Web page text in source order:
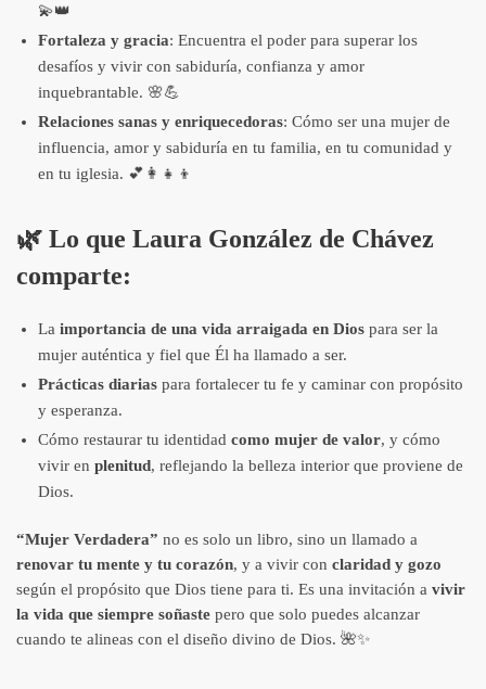
💫👑
Fortaleza y gracia: Encuentra el poder para superar los
desafíos y vivir con sabiduría, confianza y amor
inquebrantable. 🌸💪
Relaciones sanas y enriquecedoras: Cómo ser una mujer de
influencia, amor y sabiduría en tu familia, en tu comunidad y
en tu iglesia. 💕👩‍👧‍👦
🌿 Lo que Laura González de Chávez
comparte:
La importancia de una vida arraigada en Dios para ser la
mujer auténtica y fiel que Él ha llamado a ser.
Prácticas diarias para fortalecer tu fe y caminar con propósito
y esperanza.
Cómo restaurar tu identidad como mujer de valor, y cómo
vivir en plenitud, reflejando la belleza interior que proviene de
Dios.
“Mujer Verdadera” no es solo un libro, sino un llamado a
renovar tu mente y tu corazón, y a vivir con claridad y gozo
según el propósito que Dios tiene para ti. Es una invitación a vivir
la vida que siempre soñaste pero que solo puedes alcanzar
cuando te alineas con el diseño divino de Dios. 🌺✨